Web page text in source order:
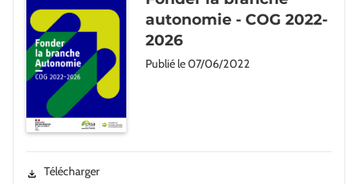
autonomie - COG 2022-
2026
Publié le07/06/2022
Télécharger